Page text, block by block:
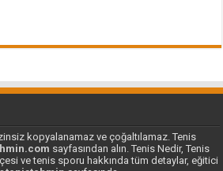
kopyalanamaz ve çoğaltılamaz. Tenis
sayfasından alın. Tenis Nedir, Tenis
ve tenis sporu hakkında tüm detaylar, eğitici